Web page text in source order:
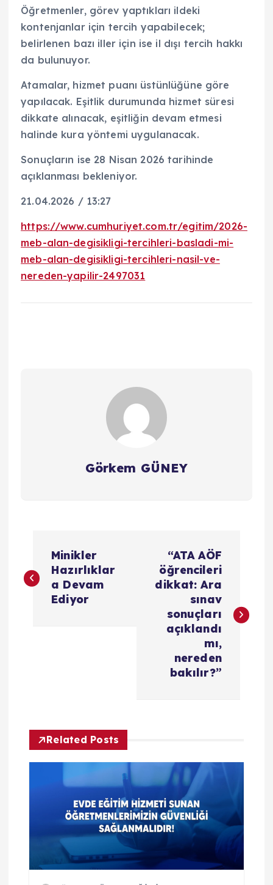
Öğretmenler, görev yaptıkları ildeki
kontenjanlar için tercih yapabilecek;
belirlenen bazı iller için ise il dışı tercih hakkı
da bulunuyor.
Atamalar, hizmet puanı üstünlüğüne göre
yapılacak. Eşitlik durumunda hizmet süresi
dikkate alınacak, eşitliğin devam etmesi
halinde kura yöntemi uygulanacak.
Sonuçların ise 28 Nisan 2026 tarihinde
açıklanması bekleniyor.
21.04.2026 / 13:27
https://www.cumhuriyet.com.tr/egitim/2026-
meb-alan-degisikligi-tercihleri-basladi-mi-
meb-alan-degisikligi-tercihleri-nasil-ve-
nereden-yapilir-2497031
Görkem GÜNEY
a
z
m
s
Minikler
Hazırlıklar
a Devam
Ediyor
“ATA AÖF
öğrencileri
dikkat: Ara
sınav
sonuçları
açıklandı
mı,
nereden
bakılır?”
Related Posts